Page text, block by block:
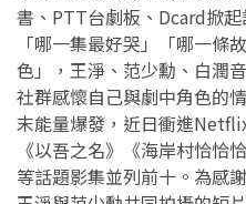
書、PTT台劇板、Dcard掀
「哪一集最好哭」「哪一條
色」，王淨、范少勳、白潤
社群感懷自己與劇中角色的
末能量爆發，近日衝進
《以吾之名》《海岸村恰恰
等話題影集並列前十。為感